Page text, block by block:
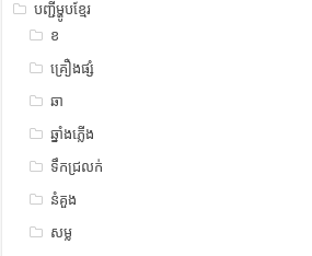
បញ្ជីម្ហូបខ្មែរ
ខ
គ្រឿងផ្សំ
ឆា
ឆ្នាំងភ្លើង
ទឹកជ្រលក់
នំគួង
សម្ល